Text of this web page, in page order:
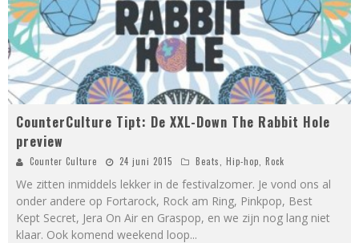
CounterCulture Tipt: De XXL-Down The Rabbit Hole
preview
Counter Culture 24 juni 2015 Beats Hip-hop Rock
We zitten inmiddels lekker in de festivalzomer. Je vond ons al
onder andere op Fortarock, Rock am Ring, Pinkpop, Best
Kept Secret, Jera On Air en Graspop, en we zijn nog lang niet
klaar. Ook komend weekend loop...